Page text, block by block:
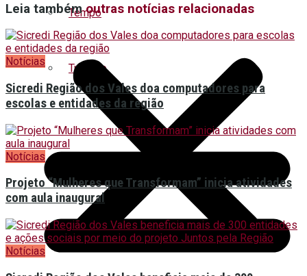
Tempo
Turismo
Leia tambémoutras notícias relacionadas
Notícias
Sicredi Região dos Vales doa computadores para
escolas e entidades da região
Notícias
Projeto “Mulheres que Transformam” inicia atividades
com aula inaugural
Notícias